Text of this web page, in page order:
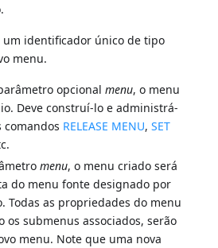
um identificador único de tipo
menu.
opcionalmenu, o menu
Deve construí-lo e administrá-
comandos RELEASE MENU,SET
menu, o menu criado será
do menu fonte designado por
Todas as propriedades do menu
os submenus associados, serão
menu. Note que uma nova